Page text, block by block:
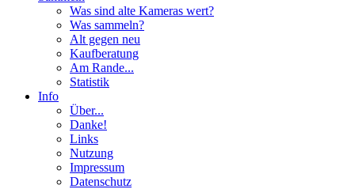
Was sind alte Kameras wert?
Was sammeln?
Alt gegen neu
Kaufberatung
Am Rande...
Statistik
Info
Über...
Danke!
Links
Nutzung
Impressum
Datenschutz